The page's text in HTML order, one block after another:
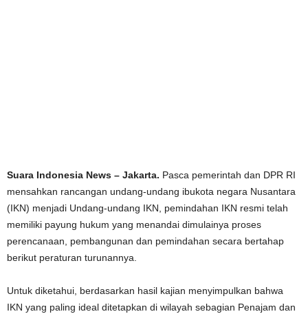
Suara Indonesia News – Jakarta. Pasca pemerintah dan DPR RI
mensahkan rancangan undang-undang ibukota negara Nusantara
(IKN) menjadi Undang-undang IKN, pemindahan IKN resmi telah
memiliki payung hukum yang menandai dimulainya proses
perencanaan, pembangunan dan pemindahan secara bertahap
berikut peraturan turunannya.
Untuk diketahui, berdasarkan hasil kajian menyimpulkan bahwa
IKN yang paling ideal ditetapkan di wilayah sebagian Penajam dan